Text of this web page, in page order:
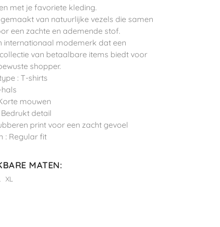
met je favoriete kleding.
van natuurlijke vezels die samen
een zachte en ademende stof.
internationaal modemerk dat een
van betaalbare items biedt voor
shopper.
: T-shirts
hals
mouwen
detail
print voor een zacht gevoel
: Regular fit
MATEN:
XL